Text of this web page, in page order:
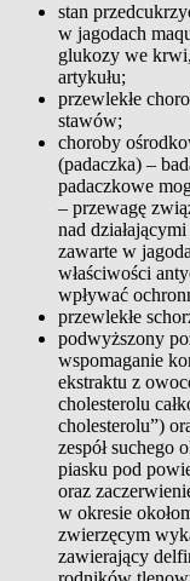
stan
w jagodach
glukozy we
artykułu;
przewlekłe
stawów;
choroby
(padaczka) –
padaczkowe
– przewagę
nad
zawarte w
właściwości
wpływać
przewlekłe
podwyższony
wspomaganie
ekstraktu z
cholesterolu
cholesterolu”)
zespół suchego
piasku pod
oraz
w okresie
zwierzęcym
zawierający